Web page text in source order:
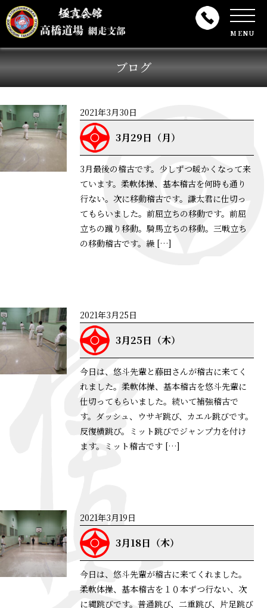
MENU
ブログ
2021年3月30日
3月29日（月）
3月最後の稽古です。少しずつ暖かくなって来
ています。柔軟体操、基本稽古を何時も通り
行ない。次に移動稽古です。謙太君に仕切っ
てもらいました。前屈立ちの移動です。前屈
立ちの蹴り移動。騎馬立ちの移動。三戦立ち
の移動稽古です。繰 […]
2021年3月25日
3月25日（木）
今日は、悠斗先輩と藤田さんが稽古に来てく
れました。柔軟体操、基本稽古を悠斗先輩に
仕切ってもらいました。続いて補強稽古で
す。ダッシュ、ウサギ跳び、カエル跳びです。
反復横跳び。ミット跳びでジャンプ力を付け
ます。ミット稽古です […]
2021年3月19日
3月18日（木）
今日は、悠斗先輩が稽古に来てくれました。
柔軟体操、基本稽古を１０本ずつ行ない、次
に縄跳びです。普通跳び、二重跳び、片足跳び